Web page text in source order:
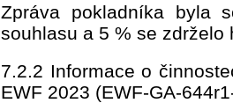
Zpráva pokladníka byla
souhlasu a 5 % se zdrželo
7.2.2 Informace o
EWF 2023 (EWF-GA-